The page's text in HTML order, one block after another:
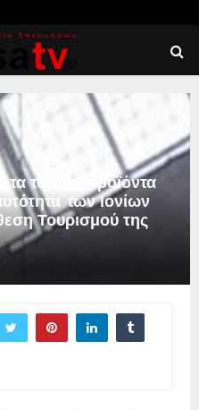
τα τοπικά προϊόντα
των Ιονίων
Τουρισμού της